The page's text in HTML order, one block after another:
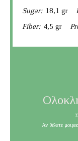
Sugar: 18,1 gr
Fiber: 4,5 gr
Αν θέλετε